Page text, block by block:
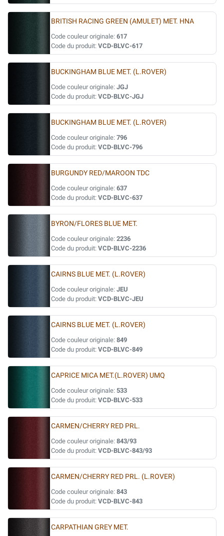
BRITISH RACING GREEN (AMULET) MET. HNA
Code couleur originale: 617
Code du produit: VCD-BLVC-617
BUCKINGHAM BLUE MET. (L.ROVER)
Code couleur originale: JGJ
Code du produit: VCD-BLVC-JGJ
BUCKINGHAM BLUE MET. (L.ROVER)
Code couleur originale: 796
Code du produit: VCD-BLVC-796
BURGUNDY RED/MAROON TDC
Code couleur originale: 637
Code du produit: VCD-BLVC-637
BYRON/FLORES BLUE MET.
Code couleur originale: 2236
Code du produit: VCD-BLVC-2236
CAIRNS BLUE MET. (L.ROVER)
Code couleur originale: JEU
Code du produit: VCD-BLVC-JEU
CAIRNS BLUE MET. (L.ROVER)
Code couleur originale: 849
Code du produit: VCD-BLVC-849
CAPRICE MICA MET.(L.ROVER) UMQ
Code couleur originale: 533
Code du produit: VCD-BLVC-533
CARMEN/CHERRY RED PRL.
Code couleur originale: 843/93
Code du produit: VCD-BLVC-843/93
CARMEN/CHERRY RED PRL. (L.ROVER)
Code couleur originale: 843
Code du produit: VCD-BLVC-843
CARPATHIAN GREY MET.